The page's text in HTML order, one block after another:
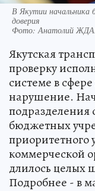
В Якутии начальника
доверия
Фото: Анатолий
Якутская
проверку
системе в
нарушение.
подразделения
бюджетных
приоритетного
коммерческой
длилось целых
Подробнее - в